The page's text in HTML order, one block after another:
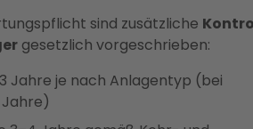
sind zusätzliche
gesetzlich vorgeschrieben:
Jahre je nach Anlagentyp (bei